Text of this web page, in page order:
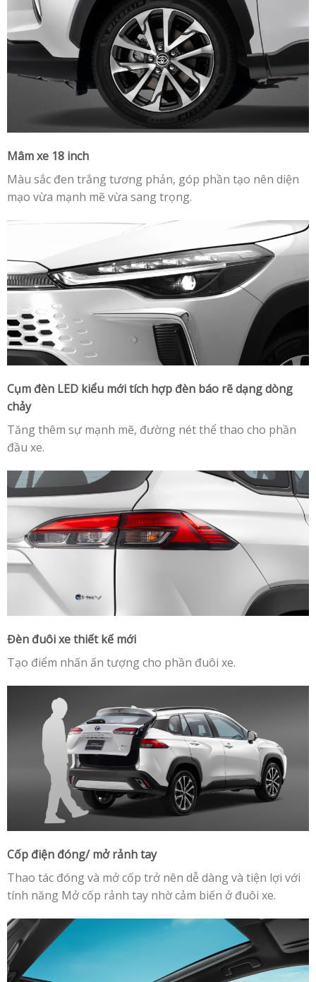
Mâm xe 18 inch
Màu sắc đen trắng tương phản, góp phần tạo nên diện
mạo vừa mạnh mẽ vừa sang trọng.
Cụm đèn LED kiểu mới tích hợp đèn báo rẽ dạng dòng
chảy
Tăng thêm sự mạnh mẽ, đường nét thể thao cho phần
đầu xe.
Đèn đuôi xe thiết kế mới
Tạo điểm nhấn ấn tượng cho phần đuôi xe.
Cốp điện đóng/ mở rảnh tay
Thao tác đóng và mở cốp trở nên dễ dàng và tiện lợi với
tính năng Mở cốp rảnh tay nhờ cảm biến ở đuôi xe.